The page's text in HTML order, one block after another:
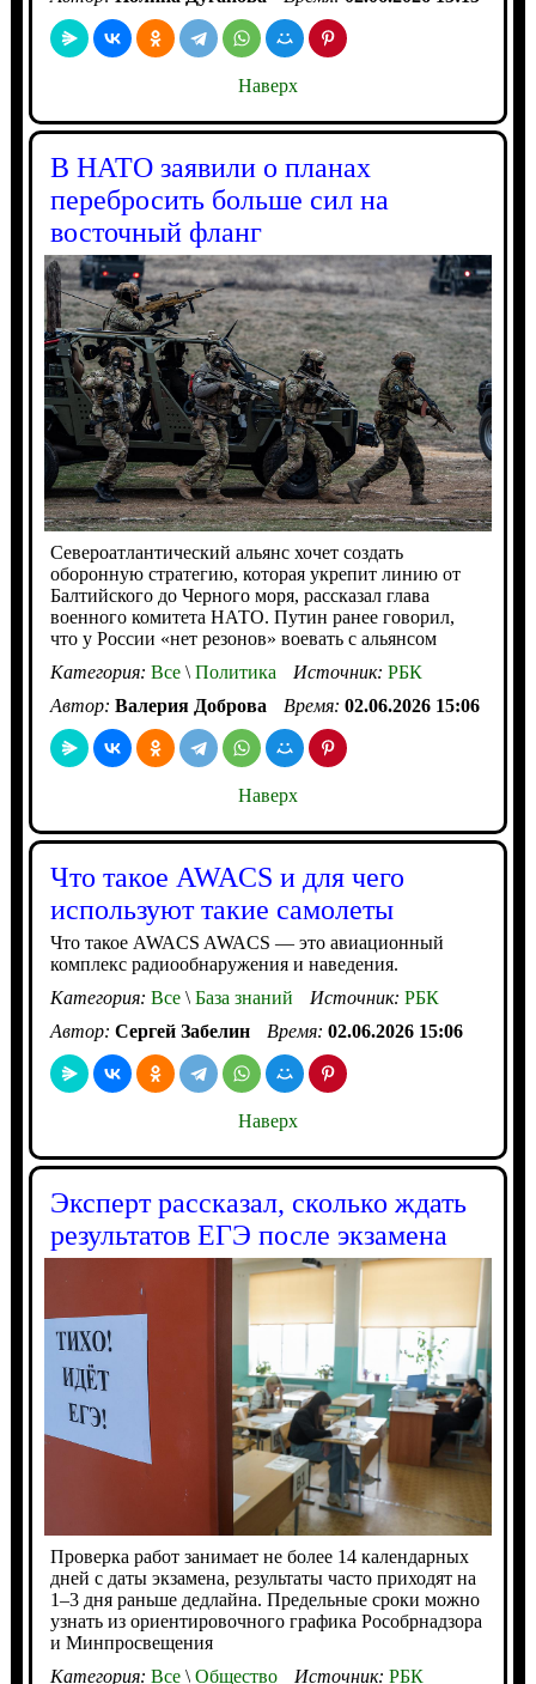
Наверх
В НАТО заявили о планах
перебросить больше сил на
восточный фланг
Североатлантический альянс хочет создать
оборонную стратегию, которая укрепит линию от
Балтийского до Черного моря, рассказал глава
военного комитета НАТО. Путин ранее говорил,
что у России «нет резонов» воевать с альянсом
Категория: Все\Политика Источник: РБК
Автор: Валерия Доброва Время: 02.06.2026 15:06
Наверх
Что такое AWACS и для чего
используют такие самолеты
Что такое AWACS AWACS — это авиационный
комплекс радиообнаружения и наведения.
Категория: Все\База знаний Источник: РБК
Автор: Сергей Забелин Время: 02.06.2026 15:06
Наверх
Эксперт рассказал, сколько ждать
результатов ЕГЭ после экзамена
Проверка работ занимает не более 14 календарных
дней с даты экзамена, результаты часто приходят на
1–3 дня раньше дедлайна. Предельные сроки можно
узнать из ориентировочного графика Рособрнадзора
и Минпросвещения
Категория: Все\Общество Источник: РБК